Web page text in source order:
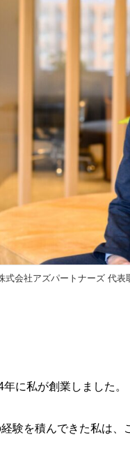
式会社アズパートナーズ 代
に私が創業しました。
験を積んできた私は